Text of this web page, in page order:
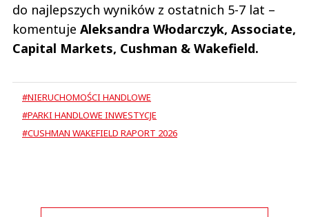
do najlepszych wyników z ostatnich 5-7 lat –
komentuje Aleksandra Włodarczyk, Associate,
Capital Markets, Cushman & Wakefield.
#NIERUCHOMOŚCI HANDLOWE
#PARKI HANDLOWE INWESTYCJE
#CUSHMAN WAKEFIELD RAPORT 2026